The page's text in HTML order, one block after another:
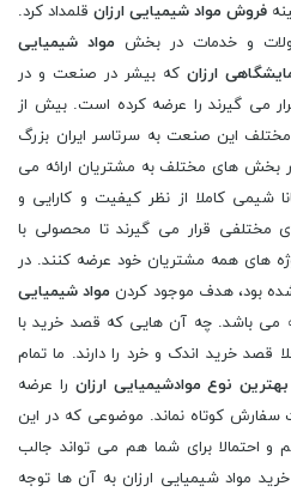
فروش مواد شیمیایی ارزانقلمداد کرد.
و خدمات در بخش مواد شیمیایی
ارزان که بیشر در صنعت و در
می گیرند را عرضه کرده است. بیش از
این صنعت به سرتاسر ایران بزرگ
بخش های مختلف به مشتریان ارائه می
شیمی کاملا از نظر کیفیت و کارایی و
مختلفی قرار می گیرند تا محصولی با
های همه مشتریان خود عرضه کنند. در
بود، هدف موجود کردن مواد شیمیایی
می باشد. چه آن هایی که قصد خرید با
قصد خرید اندک و خرد را دارند. ما تمام
بهترین نوع موادشیمیایی ارزان را عرضه
کوتاه نماند. موضوعی که در این
و احتمالا برای شما هم می تواند جالب
مواد شیمیایی ارزان به آن ها توجه